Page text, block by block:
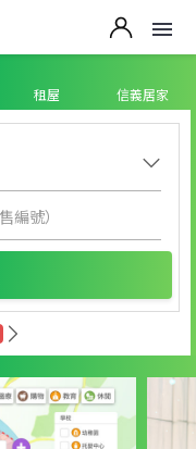
租屋 信義居家